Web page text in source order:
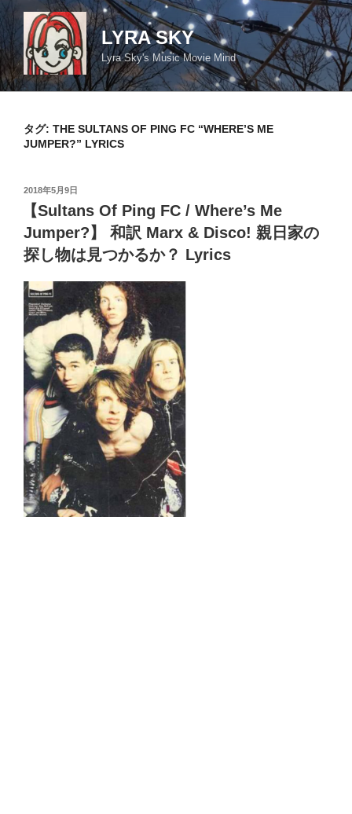
コ
ン
テ
ン
ツ
LYRA SKY
Lyra Sky's Music Movie Mind
タグ: THE SULTANS OF PING FC “WHERE’S ME
JUMPER?” LYRICS
投
日:
2018年5月9日
【Sultans Of Ping FC / Where’s Me
Jumper?】 和訳 Marx & Disco! 親日家の
探し物は見つかるか？ Lyrics